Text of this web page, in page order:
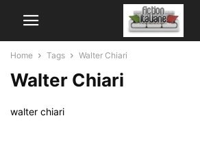
Home Tags Walter Chiari
Walter Chiari
walter chiari